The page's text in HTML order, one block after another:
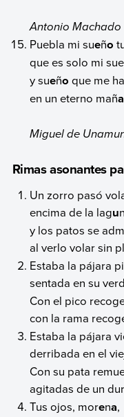
Antonio Machado
Puebla mi sueño
que es solo mi
y sueño que me
en un eterno maña
Miguel de
Rimas asonantes
Un zorro pasó
encima de la lagu
y los patos se
al verlo volar sin pl
Estaba la pájara
sentada en su
Con el pico
con la rama
Estaba la pájara
derribada en el
Con su pata
agitadas de un
Tus ojos, morena,